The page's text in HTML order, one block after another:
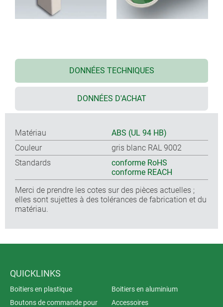
DONNÉES TECHNIQUES
DONNÉES D'ACHAT
Matériau
ABS (UL 94 HB)
Couleur
gris blanc RAL 9002
Standards
conforme RoHS
conforme REACH
Merci de prendre les cotes sur des pièces actuelles ;
elles sont sujettes à des tolérances de fabrication et du
matériau.
QUICKLINKS
Boitiers en plastique
Boitiers en aluminium
Boutons de commande pour
Accessoires